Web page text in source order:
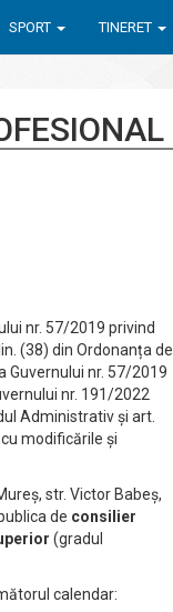
SPORT TINERET
nr. 57/2019 privind
(38) din Ordonanța de
Guvernului nr. 57/2019
nr. 191/2022
Administrativ și art.
modificările și
str. Victor Babeș,
de consilier
(gradul
calendar: